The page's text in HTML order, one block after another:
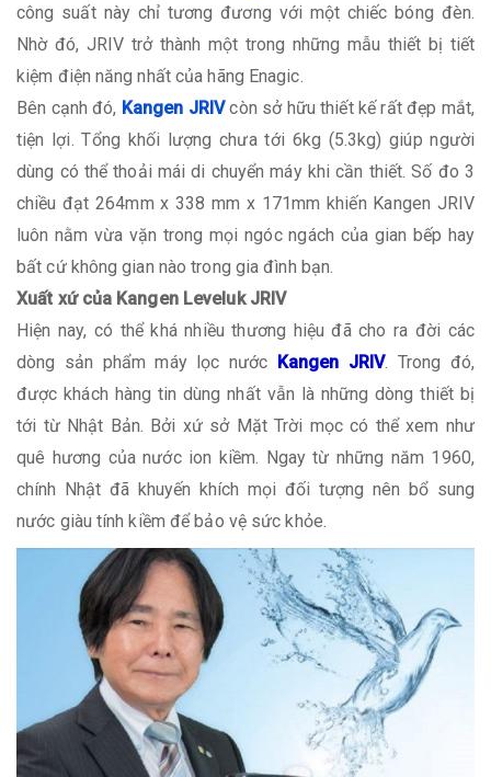
công suất này chỉ tương đương với một chiếc bóng đèn.
Nhờ đó, JRIV trở thành một trong những mẫu thiết bị tiết
kiệm điện năng nhất của hãng Enagic.
Bên cạnh đó, Kangen JRIV còn sở hữu thiết kế rất đẹp mắt,
tiện lợi. Tổng khối lượng chưa tới 6kg (5.3kg) giúp người
dùng có thể thoải mái di chuyển máy khi cần thiết. Số đo 3
chiều đạt 264mm x 338 mm x 171mm khiến Kangen JRIV
luôn nằm vừa vặn trong mọi ngóc ngách của gian bếp hay
bất cứ không gian nào trong gia đình bạn.
Xuất xứ của Kangen Leveluk JRIV
Hiện nay, có thể khá nhiều thương hiệu đã cho ra đời các
dòng sản phẩm máy lọc nước Kangen JRIV. Trong đó,
được khách hàng tin dùng nhất vẫn là những dòng thiết bị
tới từ Nhật Bản. Bởi xứ sở Mặt Trời mọc có thể xem như
quê hương của nước ion kiềm. Ngay từ những năm 1960,
chính Nhật đã khuyến khích mọi đối tượng nên bổ sung
nước giàu tính kiềm để bảo vệ sức khỏe.